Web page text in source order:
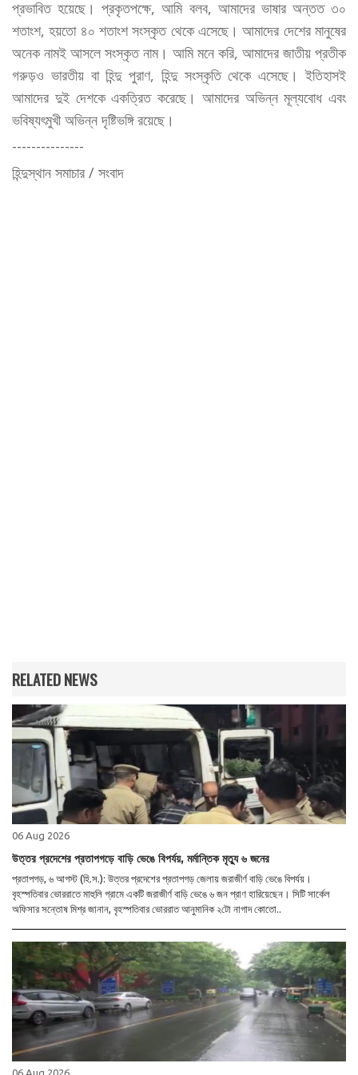
প্রভাবিত হয়েছে। প্রকৃতপক্ষে, আমি বলব, আমাদের ভাষার অন্তত ৩০
শতাংশ, হয়তো ৪০ শতাংশ সংস্কৃত থেকে এসেছে। আমাদের দেশের মানুষের
অনেক নামই আসলে সংস্কৃত নাম। আমি মনে করি, আমাদের জাতীয় প্রতীক
গরুড়ও ভারতীয় বা হিন্দু পুরাণ, হিন্দু সংস্কৃতি থেকে এসেছে। ইতিহাসই
আমাদের দুই দেশকে একত্রিত করেছে। আমাদের অভিন্ন মূল্যবোধ এবং
ভবিষ্যৎমুখী অভিন্ন দৃষ্টিভঙ্গি রয়েছে।
---------------
হিন্দুস্থান সমাচার / সংবাদ
RELATED NEWS
06 Aug 2026
উত্তর প্রদেশের প্রতাপগড়ে বাড়ি ভেঙে বিপর্যয়, মর্মান্তিক মৃত্যু ৬ জনের
প্রতাপগড়, ৬ আগস্ট (হি.স.): উত্তর প্রদেশের প্রতাপগড় জেলায় জরাজীর্ণ বাড়ি ভেঙে বিপর্যয়।
বৃহস্পতিবার ভোররাতে মাহুলি গ্রামে একটি জরাজীর্ণ বাড়ি ভেঙে ৬ জন প্রাণ হারিয়েছেন। সিটি সার্কেল
অফিসার সন্তোষ মিশ্র জানান, বৃহস্পতিবার ভোররাত আনুমানিক ২টো নাগাদ কোতো..
06 Aug 2026